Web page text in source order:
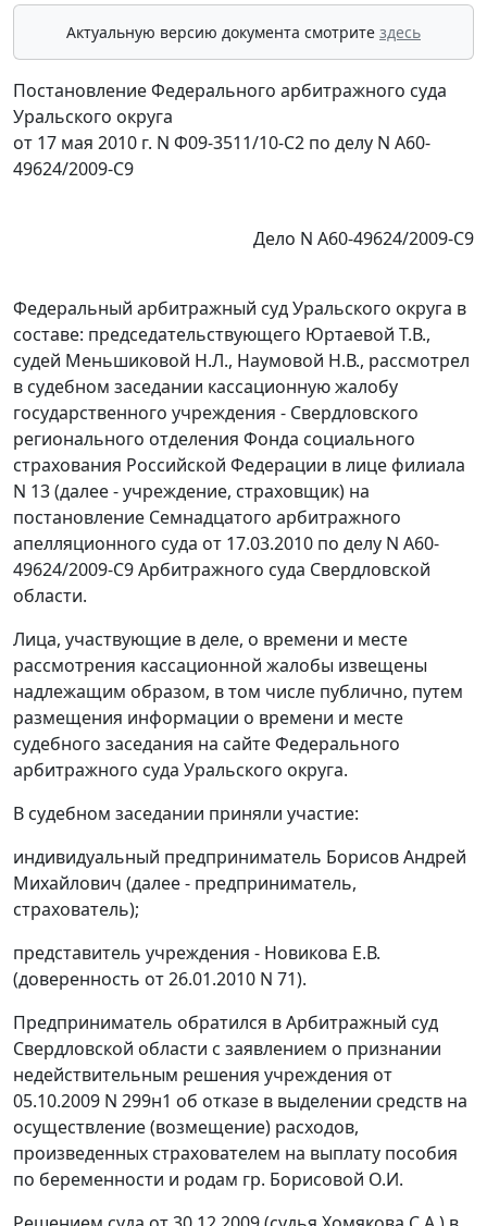
Актуальную версию документа смотрите здесь
Постановление Федерального арбитражного суда
Уральского округа
от 17 мая 2010 г. N Ф09-3511/10-С2 по делу N А60-
49624/2009-С9
Дело N А60-49624/2009-С9
Федеральный арбитражный суд Уральского округа в
составе: председательствующего Юртаевой Т.В.,
судей Меньшиковой Н.Л., Наумовой Н.В., рассмотрел
в судебном заседании кассационную жалобу
государственного учреждения - Свердловского
регионального отделения Фонда социального
страхования Российской Федерации в лице филиала
N 13 (далее - учреждение, страховщик) на
постановление Семнадцатого арбитражного
апелляционного суда от 17.03.2010 по делу N А60-
49624/2009-С9 Арбитражного суда Свердловской
области.
Лица, участвующие в деле, о времени и месте
рассмотрения кассационной жалобы извещены
надлежащим образом, в том числе публично, путем
размещения информации о времени и месте
судебного заседания на сайтеФедерального
арбитражного суда Уральского округа.
В судебном заседании приняли участие:
индивидуальный предприниматель Борисов Андрей
Михайлович (далее - предприниматель,
страхователь);
представитель учреждения - Новикова Е.В.
(доверенность от 26.01.2010 N 71).
Предприниматель обратился в Арбитражный суд
Свердловской области с заявлением о признании
недействительным решения учреждения от
05.10.2009 N 299н1 об отказе в выделении средств на
осуществление (возмещение) расходов,
произведенных страхователем на выплату пособия
по беременности и родам гр. Борисовой О.И.